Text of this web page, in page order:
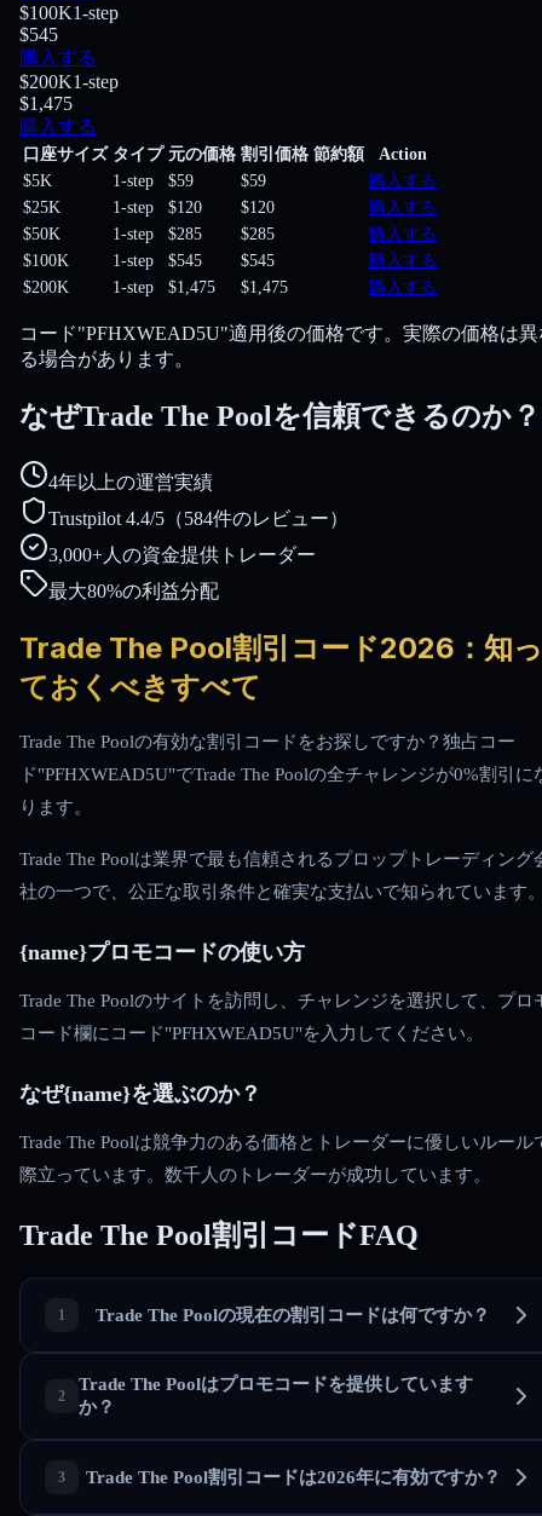
$100K1-step
$545
購入する
$200K1-step
$1,475
購入する
口座サイズ タイプ 元の価格 割引価格 節約額
Action
$5K
1-step $59 $59
購入する
$25K
1-step $120 $120
購入する
$50K
1-step $285 $285
購入する
$100K
1-step $545 $545
購入する
$200K
1-step $1,475 $1,475 購入する
コード"PFHXWEAD5U"適用後の価格です。実際の価格は異
る場合があります。
なぜTrade The Poolを信頼できるのか？
4年以上の運営実績
Trustpilot 4.4/5（584件のレビュー）
3,000+人の資金提供トレーダー
最大80%の利益分配
Trade The Pool割引コード2026：知っ
ておくべきすべて
Trade The Poolの有効な割引コードをお探しですか？独占コー
ド"PFHXWEAD5U"でTrade The Poolの全チャレンジが0%割引に
ります。
Trade The Poolは業界で最も信頼されるプロップトレーディング
社の一つで、公正な取引条件と確実な支払いで知られています
{name}プロモコードの使い方
Trade The Poolのサイトを訪問し、チャレンジを選択して、プロ
コード欄にコード"PFHXWEAD5U"を入力してください。
なぜ{name}を選ぶのか？
Trade The Poolは競争力のある価格とトレーダーに優しいルール
際立っています。数千人のトレーダーが成功しています。
Trade The Pool割引コードFAQ
Trade The Poolの現在の割引コードは何ですか？
Trade The Poolはプロモコードを提供しています
か？
Trade The Pool割引コードは2026年に有効ですか？